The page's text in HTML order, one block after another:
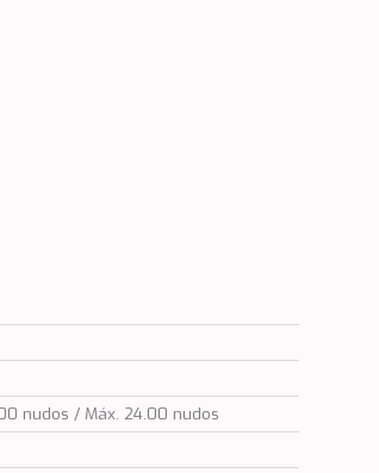
nudos / Máx. 24.00 nudos